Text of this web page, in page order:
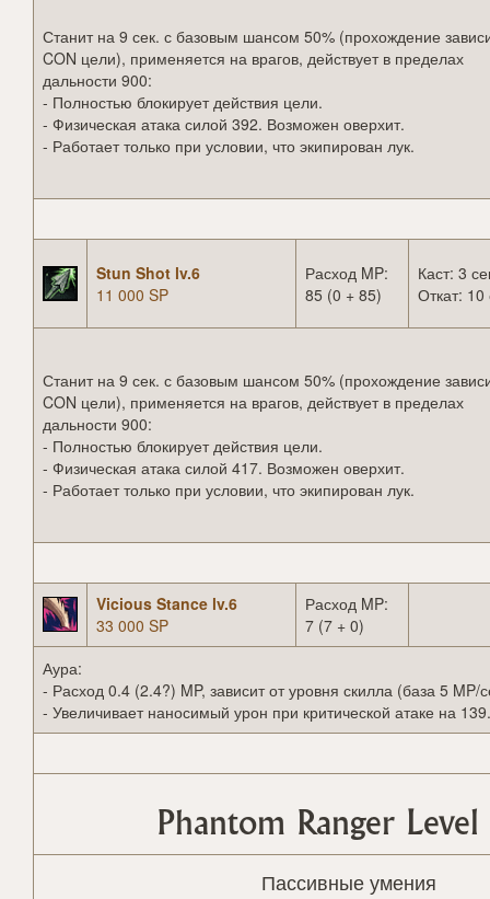
Станит на 9 сек. с базовым шансом 50% (прохождение
CON цели), применяется на врагов, действует в пределах
дальности 900:
- Полностью блокирует действия цели.
- Физическая атака силой 392. Возможен оверхит.
- Работает только при условии, что экипирован лук.
Stun Shot lv.6
11 000 SP
Расход MP:
85 (0 + 85)
Каст: 3
Откат: 10
Станит на 9 сек. с базовым шансом 50% (прохождение
CON цели), применяется на врагов, действует в пределах
дальности 900:
- Полностью блокирует действия цели.
- Физическая атака силой 417. Возможен оверхит.
- Работает только при условии, что экипирован лук.
Vicious Stance lv.6
33 000 SP
Расход MP:
7 (7 + 0)
Аура:
- Расход 0.4 (2.4?) MP, зависит от уровня скилла (база 5 MP/
- Увеличивает наносимый урон при критической атаке на 139.
Phantom Ranger
Пассивные умения